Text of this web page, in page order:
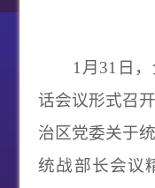
1月31日，
话会议形式召
治区党委关于
统战部长会议